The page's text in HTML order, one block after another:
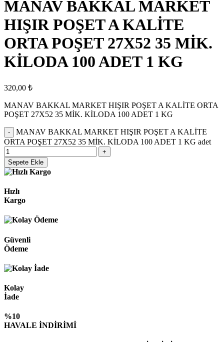
MANAV BAKKAL MARKET
HIŞIR POŞET A KALİTE
ORTA POŞET 27X52 35 MİK.
KİLODA 100 ADET 1 KG
320,00 ₺
MANAV BAKKAL MARKET HIŞIR POŞET A KALİTE ORTA
POŞET 27X52 35 MİK. KİLODA 100 ADET 1 KG
MANAV BAKKAL MARKET HIŞIR POŞET A KALİTE
ORTA POŞET 27X52 35 MİK. KİLODA 100 ADET 1 KG adet
Sepete Ekle
Hızlı
Kargo
Güvenli
Ödeme
Kolay
İade
%10
HAVALE İNDİRİMİ